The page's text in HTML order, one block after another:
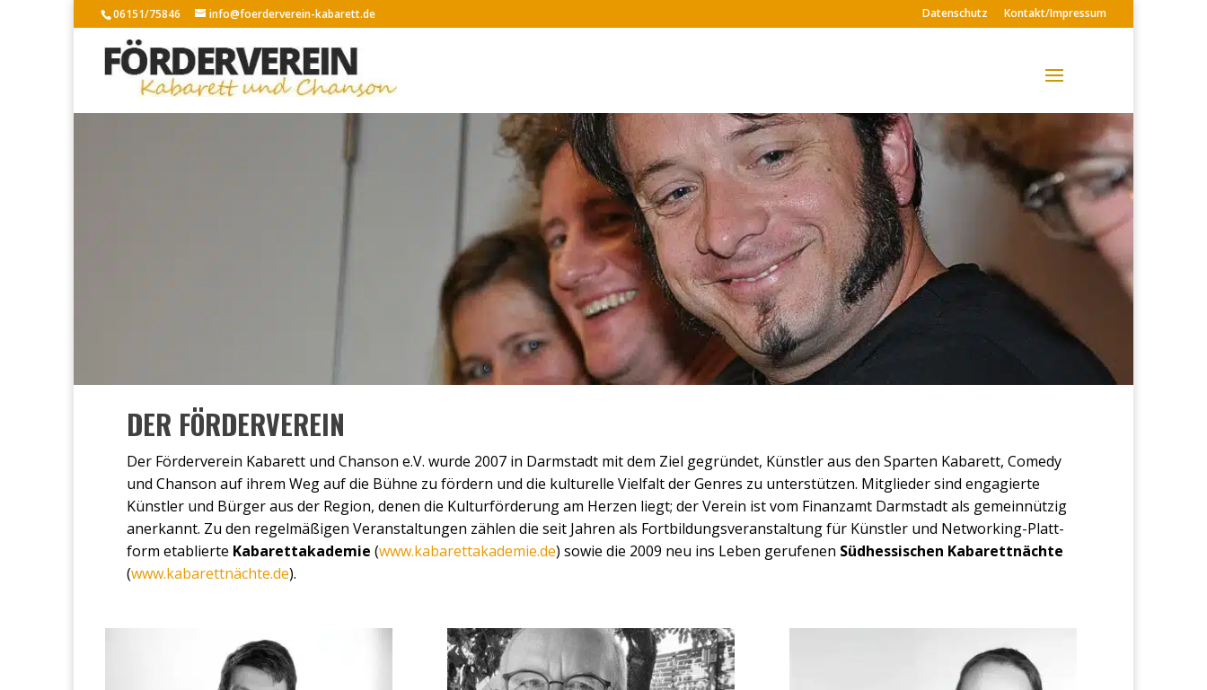
06151/75846 info@foerderverein-kabarett.de Daten­schutz Kontakt/Impressum
DER FÖRDERVEREIN
Der För­der­ver­ein Kaba­rett und Chan­son e.V. wur­de 2007 in Darm­stadt mit dem Ziel gegrün­det, Künst­ler aus den Spar­ten Kaba­rett, Come­dy
und Chan­son auf ihrem Weg auf die Büh­ne zu för­dern und die kul­tu­rel­le Viel­falt der Gen­res zu unter­stüt­zen. Mit­glie­der sind enga­gier­te
Künst­ler und Bür­ger aus der Regi­on, denen die Kul­tur­för­de­rung am Her­zen liegt; der Ver­ein ist vom Finanz­amt Darm­stadt als gemein­nüt­zig
aner­kannt. Zu den regel­mä­ßi­gen Ver­an­stal­tun­gen zäh­len die seit Jah­ren als Fort­bil­dungs­ver­an­stal­tung für Künst­ler und Net­wor­king-Platt­
form eta­blier­te Kabarett­akademie (www.kabarettakademie.de) sowie die 2009 neu ins Leben geru­fe­nen Süd­hes­si­schen Kaba­rett­näch­te
(www.kabarettnächte.de).